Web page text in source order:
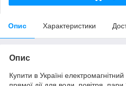
Опис Характеристики
Опис
Купити в Україні